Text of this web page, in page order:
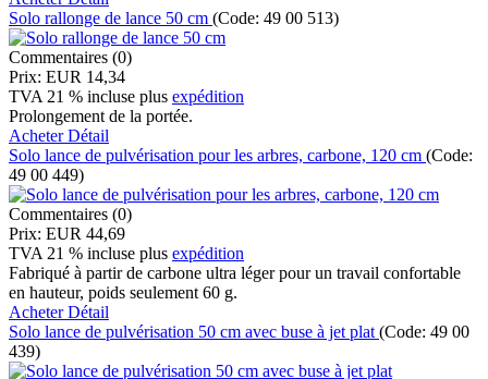
Solo rallonge de lance 50 cm (Code: 49 00 513)
Commentaires (0)
Prix: EUR 14,34
TVA 21 % incluse plus expédition
Prolongement de la portée.
AcheterDétail
Solo lance de pulvérisation pour les arbres, carbone, 120 cm (Code:
49 00 449)
Commentaires (0)
Prix: EUR 44,69
TVA 21 % incluse plus expédition
Fabriqué à partir de carbone ultra léger pour un travail confortable
en hauteur, poids seulement 60 g.
AcheterDétail
Solo lance de pulvérisation 50 cm avec buse à jet plat (Code: 49 00
439)